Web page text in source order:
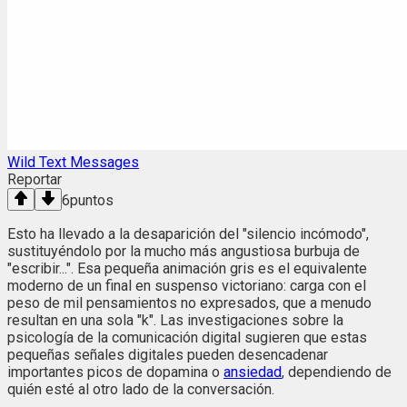
Wild Text Messages
Reportar
6puntos
Esto ha llevado a la desaparición del "silencio incómodo",
sustituyéndolo por la mucho más angustiosa burbuja de
"escribir...". Esa pequeña animación gris es el equivalente
moderno de un final en suspenso victoriano: carga con el
peso de mil pensamientos no expresados, que a menudo
resultan en una sola "k". Las investigaciones sobre la
psicología de la comunicación digital sugieren que estas
pequeñas señales digitales pueden desencadenar
importantes picos de dopamina o ansiedad, dependiendo de
quién esté al otro lado de la conversación.